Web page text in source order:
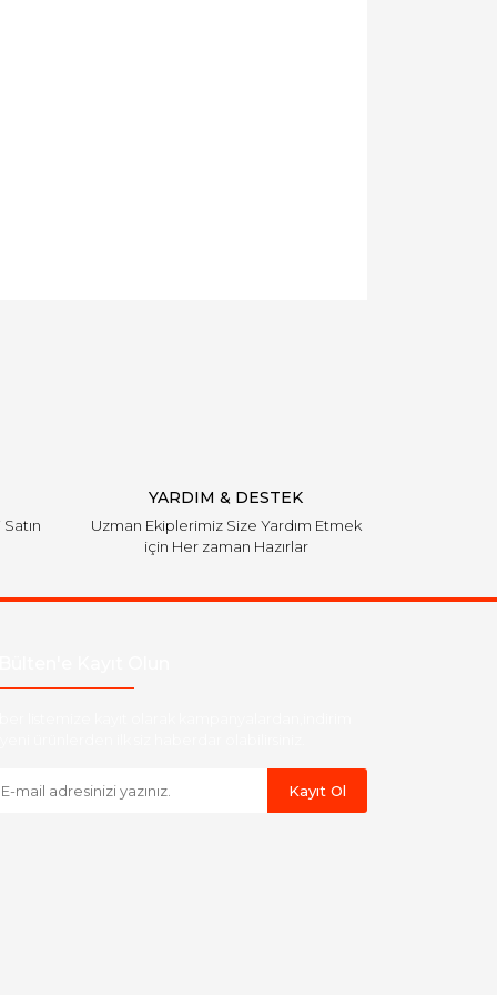
YARDIM & DESTEK
Uzman Ekiplerimiz Size Yardım Etmek
için Her zaman Hazırlar
Kayıt Ol